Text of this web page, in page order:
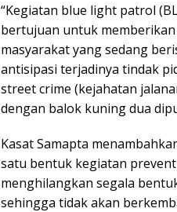
“Kegiatan blue light patrol
bertujuan untuk
masyarakat yang sedang
antisipasi terjadinya tindak
street crime (kejahatan
dengan balok kuning dua
Kasat Samapta
satu bentuk kegiatan
menghilangkan segala
sehingga tidak akan